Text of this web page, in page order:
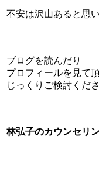
不安は沢山あると思い
ブログを読んだり
プロフィールを見て
じっくりご検討くださ
林弘子のカウンセリ